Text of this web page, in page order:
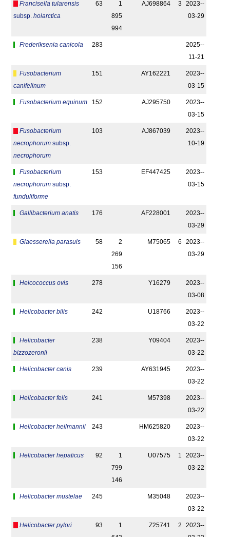
Francisella tularensis
subsp. holarctica
63
1
895
994
AJ698864 3
2023-­
03-29
Frederiksenia canicola 283
2025-­
11-21
Fusobacterium
canifelinum
151 AY162221
2023-­
03-15
Fusobacterium equinum 152 AJ295750
2023-­
03-15
Fusobacterium
necrophorum subsp.
necrophorum
103 AJ867039
2023-­
10-19
Fusobacterium
necrophorum subsp.
funduliforme
153 EF447425
2023-­
03-15
Gallibacterium anatis 176 AF228001
2023-­
03-29
Glaesserella parasuis 58
2
269
156
M75065 6
2023-­
03-29
Helcococcus ovis 278 Y16279
2023-­
03-08
Helicobacter bilis 242 U18766
2023-­
03-22
Helicobacter
bizzozeronii
238 Y09404
2023-­
03-22
Helicobacter canis 239 AY631945
2023-­
03-22
Helicobacter felis 241 M57398
2023-­
03-22
Helicobacter heilmannii 243 HM625820
2023-­
03-22
Helicobacter hepaticus 92
1
799
146
U07575 1
2023-­
03-22
Helicobacter mustelae 245 M35048
2023-­
03-22
Helicobacter pylori 93
1
Z25741 2
2023-­